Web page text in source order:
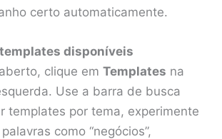
certo automaticamente.
disponíveis
clique emTemplates na
Use a barra de busca
templates por tema, experimente
como “negócios”,